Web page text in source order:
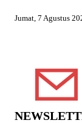
Jumat, 7 Agustus